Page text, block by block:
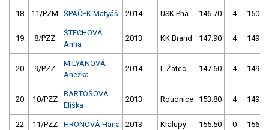
18. 11/PZM ŠPAČEK Matyáš 2014 USK Pha 146.70 4 150.00
19. 8/PZZ
ŠTECHOVÁ
Anna
2013 KK Brand 147.90 4 149.30
20. 9/PZZ
MILYANOVÁ
Anežka
2014 L.Žatec 147.60 4 149.90
20. 10/PZZ
BARTOŠOVÁ
Eliška
2013 Roudnice 153.80 4 149.60
22. 11/PZZ HRONOVÁ Hana 2013 Kralupy 155.50 0 156.80